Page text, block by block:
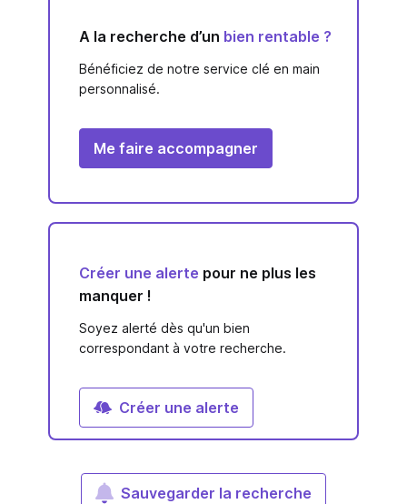
A la recherche d’un bien rentable ?
Bénéficiez de notre service clé en main
personnalisé.
Me faire accompagner
Créer une alerte pour ne plus les
manquer !
Soyez alerté dès qu'un bien
correspondant à votre recherche.
Créer une alerte
Sauvegarder la recherche